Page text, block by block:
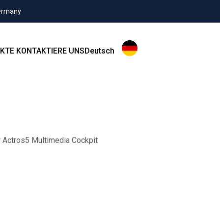
KONTAKTIERE UNSDeutsch
Multimedia Cockpit